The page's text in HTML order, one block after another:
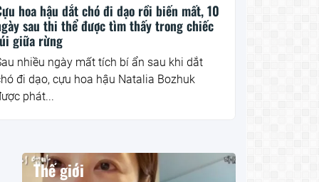
hoa hậu dắt chó đi dạo rồi biến mất, 10
sau thi thể được tìm thấy trong chiếc
giữa rừng
nhiều ngày mất tích bí ẩn sau khi dắt
đi dạo, cựu hoa hậu Natalia Bozhuk
phát...
Thế giới